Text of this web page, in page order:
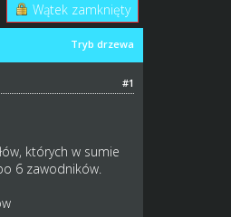
Wątek zamknięty
Tryb drzewa
#1
których w sumie
6 zawodników.